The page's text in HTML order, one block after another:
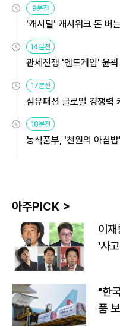
9분전
'캐시딜' 캐시워크 돈 버
14분전
관세전쟁 '엔드게임' 윤
용해야
17분전
섬유패션 글로벌 경쟁
원
18분전
농식품부, '천원의 아침
아주PICK >
이
'사
"한
품